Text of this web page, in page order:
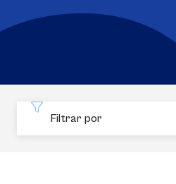
Filtrar por